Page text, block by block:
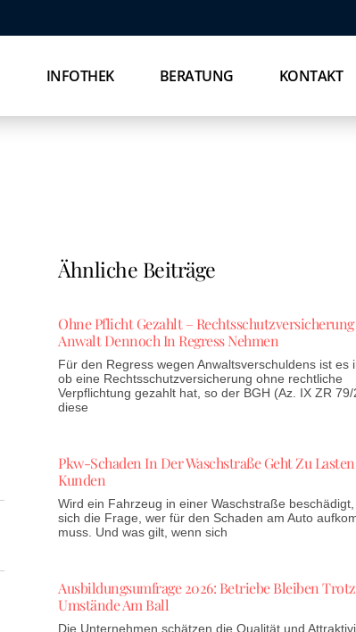
INFOTHEK BERATUNG KONTAKT
Ähnliche Beiträge
Ohne Pflicht Gezahlt –
Anwalt Dennoch In Regress Nehmen
Für den Regress wegen Anwaltsverschuldens ist es
ob eine Rechtsschutzversicherung ohne rechtliche
Verpflichtung gezahlt hat, so der BGH (Az. IX ZR
diese
Pkw-Schaden In Der Waschstraße Geht Zu
Kunden
Wird ein Fahrzeug in einer Waschstraße
sich die Frage, wer für den Schaden am Auto
muss. Und was gilt, wenn sich
Ausbildungsumfrage 2026: Betriebe Bleiben
Umstände Am Ball
Die Unternehmen schätzen die Qualität und